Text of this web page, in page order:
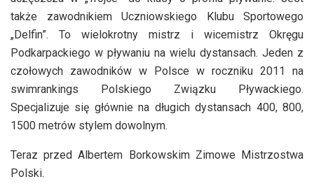
także zawodnikiem Uczniowskiego Klubu Sportowego
„Delfin”. To wielokrotny mistrz i wicemistrz Okręgu
Podkarpackiego w pływaniu na wielu dystansach. Jeden z
czołowych zawodników w Polsce w roczniku 2011 na
swimrankings Polskiego Związku Pływackiego.
Specjalizuje się głównie na długich dystansach 400, 800,
1500 metrów stylem dowolnym.
Teraz przed Albertem Borkowskim Zimowe Mistrzostwa
Polski.